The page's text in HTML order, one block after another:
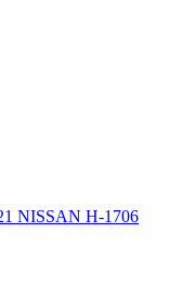
NISSAN H-1706